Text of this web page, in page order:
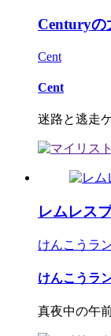
Centuryの
Cent
Cent
迷路と逃走
レムレス
けんこうラ
けんこうラ
真夜中の午